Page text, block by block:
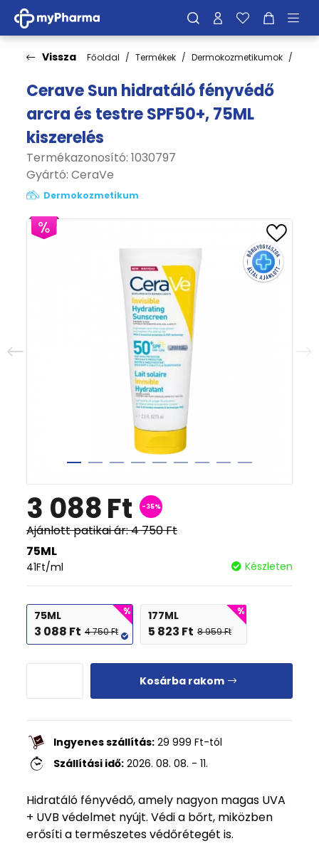
Vissza Főoldal Termékek Dermokozmetikumok
Cerave Sun hidratáló fényvédő
arcra és testre SPF50+, 75ML
kiszerelés
Termékazonosító: 1030797
Gyártó: CeraVe
Dermokozmetikum
3 088Ft -35%
Ajánlott patikai ár:4 750Ft
75ML
41Ft/ml Készleten
75ML
3 088 Ft 4 750Ft
177ML
5 823 Ft 8 959Ft
Kosárba rakom
Ingyenes szállítás: 29 999 Ft-tól
Szállítási idő: 2026. 08. 08. - 11.
Hidratáló fényvédő, amely nagyon magas UVA
+ UVB védelmet nyújt. Védi a bőrt, miközben
erősíti a természetes védőrétegét is.